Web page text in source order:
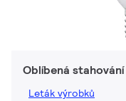
Oblíbená stahování
Leták výrobků